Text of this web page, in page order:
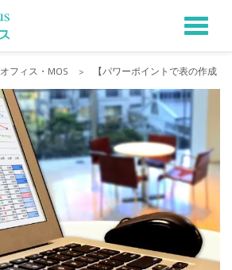
オフィス・MOS > 【パワーポイントで表の作成